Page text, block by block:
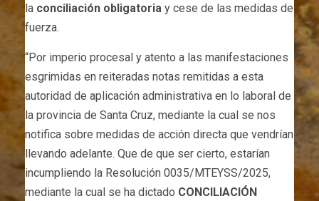
la conciliación obligatoria y cese de las medidas de
fuerza.
“Por imperio procesal y atento a las manifestaciones
esgrimidas en reiteradas notas remitidas a esta
autoridad de aplicación administrativa en lo laboral de
la provincia de Santa Cruz, mediante la cual se nos
notifica sobre medidas de acción directa que vendrían
llevando adelante. Que de que ser cierto, estarían
incumpliendo la Resolución 0035/MTEYSS/2025,
mediante la cual se ha dictado CONCILIACIÓN